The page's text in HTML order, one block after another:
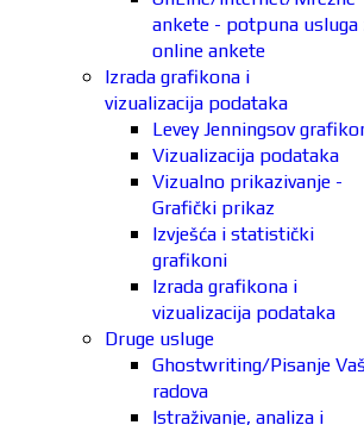
ankete - potpuna usluga
online ankete
Izrada grafikona i
vizualizacija podataka
Levey Jenningsov
Vizualizacija podataka
Vizualno prikazivanje -
Grafički prikaz
Izvješća i statistički
grafikoni
Izrada grafikona i
vizualizacija podataka
Druge usluge
Ghostwriting/Pisanje
radova
Istraživanje, analiza i